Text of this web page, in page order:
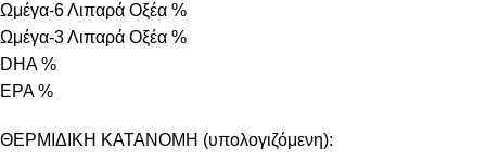
Ωμέγα-6 Λιπαρά Οξέα %
Ωμέγα-3 Λιπαρά Οξέα %
DHA %
EPA %
ΘΕΡΜΙΔΙΚΗ ΚΑΤΑΝΟΜΗ (υπολογιζόμενη):